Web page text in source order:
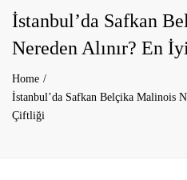
İstanbul’da Safkan
Nereden Alınır? En
Home
İstanbul’da Safkan Belçika Malinois
Çiftliği